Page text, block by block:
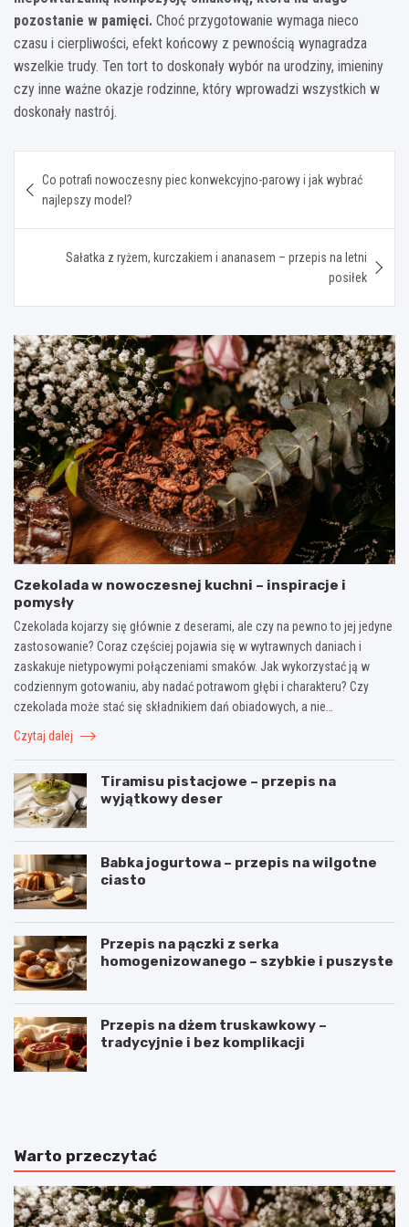
pozostanie w pamięci. Choć przygotowanie wymaga nieco
czasu i cierpliwości, efekt końcowy z pewnością wynagradza
wszelkie trudy. Ten tort to doskonały wybór na urodziny, imieniny
czy inne ważne okazje rodzinne, który wprowadzi wszystkich w
doskonały nastrój.
wpisu
Co potrafi nowoczesny piec konwekcyjno-parowy i jak wybrać
najlepszy model?
Sałatka z ryżem, kurczakiem i ananasem – przepis na letni
posiłek
Czekolada w nowoczesnej kuchni – inspiracje i
pomysły
Czekolada kojarzy się głównie z deserami, ale czy na pewno to jej jedyne
zastosowanie? Coraz częściej pojawia się w wytrawnych daniach i
zaskakuje nietypowymi połączeniami smaków. Jak wykorzystać ją w
codziennym gotowaniu, aby nadać potrawom głębi i charakteru? Czy
czekolada może stać się składnikiem dań obiadowych, a nie…
Czytaj dalej
Tiramisu pistacjowe – przepis na
wyjątkowy deser
Babka jogurtowa – przepis na wilgotne
ciasto
Przepis na pączki z serka
homogenizowanego – szybkie i puszyste
Przepis na dżem truskawkowy –
tradycyjnie i bez komplikacji
B
z
k
i
m
O
z
p
o
m
Warto przeczytać